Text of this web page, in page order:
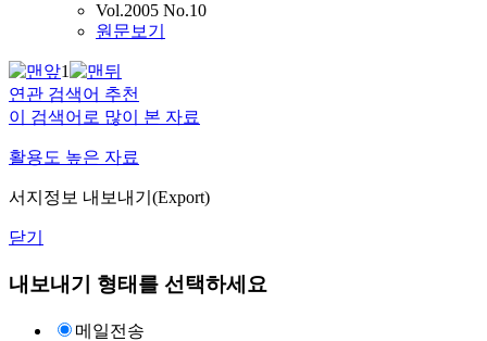
Vol.2005 No.10
원문보기
1
연관 검색어 추천
이 검색어로 많이 본 자료
활용도 높은 자료
서지정보 내보내기(Export)
닫기
내보내기 형태를 선택하세요
메일전송